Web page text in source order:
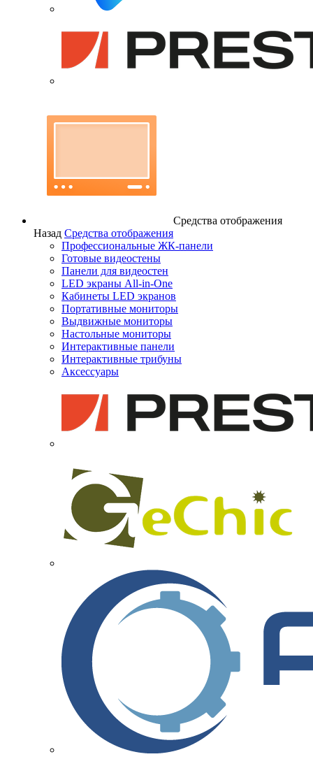
Средства отображения
Назад Средства отображения
Профессиональные ЖК-панели
Готовые видеостены
Панели для видеостен
LED экраны All-in-One
Кабинеты LED экранов
Портативные мониторы
Выдвижные мониторы
Настольные мониторы
Интерактивные панели
Интерактивные трибуны
Аксессуары